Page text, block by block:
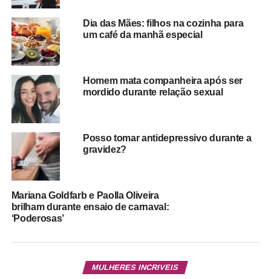
Dia das Mães: filhos na cozinha para
um café da manhã especial
Homem mata companheira após ser
mordido durante relação sexual
Posso tomar antidepressivo durante a
gravidez?
Mariana Goldfarb e Paolla Oliveira
brilham durante ensaio de carnaval:
‘Poderosas’
MULHERES INCRIVEIS